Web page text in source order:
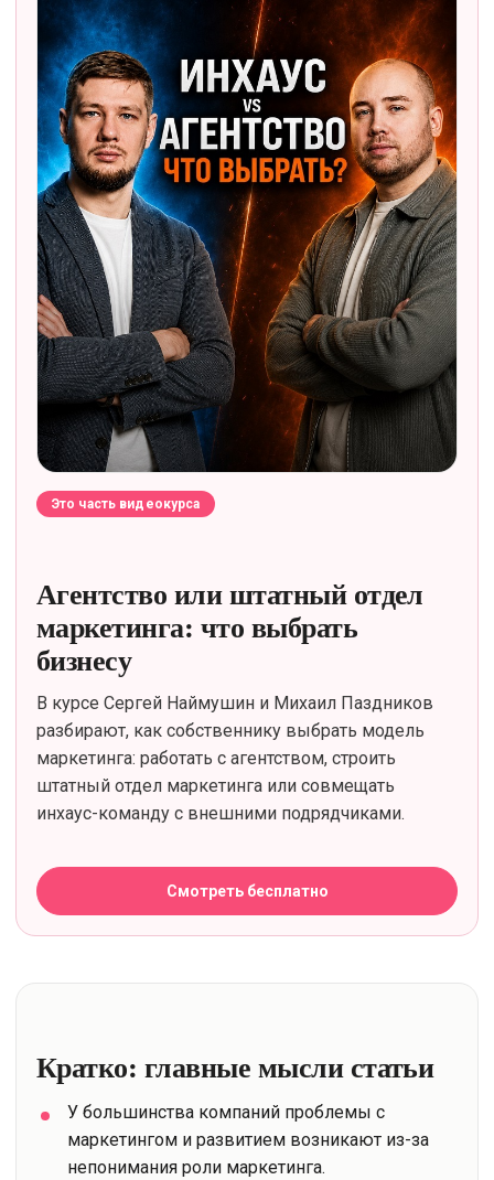
Это часть видеокурса
Агентство или штатный отдел
маркетинга: что выбрать
бизнесу
В курсе Сергей Наймушин и Михаил Паздников
разбирают, как собственнику выбрать модель
маркетинга: работать с агентством, строить
штатный отдел маркетинга или совмещать
инхаус-команду с внешними подрядчиками.
Смотреть бесплатно
Кратко: главные мысли статьи
У большинства компаний проблемы с
маркетингом и развитием возникают из-за
непонимания роли маркетинга.